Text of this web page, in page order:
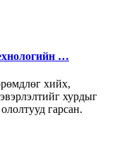
…
хийх,
хурдыг
гарсан.